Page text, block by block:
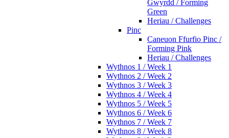
Gwyrdd / Forming
Green
Heriau / Challenges
Pinc
Caneuon Ffurfio Pinc /
Forming Pink
Heriau / Challenges
Wythnos 1 / Week 1
Wythnos 2 / Week 2
Wythnos 3 / Week 3
Wythnos 4 / Week 4
Wythnos 5 / Week 5
Wythnos 6 / Week 6
Wythnos 7 / Week 7
Wythnos 8 / Week 8